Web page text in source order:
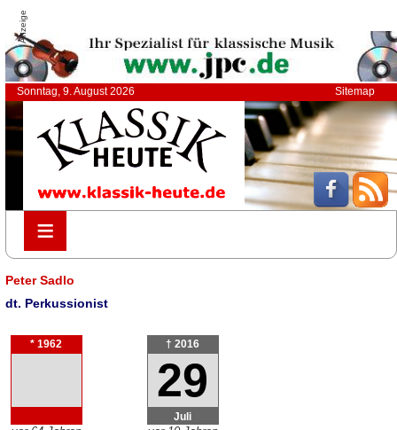
Anzeige
Sonntag, 9. August 2026 Sitemap
≡
≡
Peter Sadlo
dt. Perkussionist
* 1962 † 2016
29
Juli